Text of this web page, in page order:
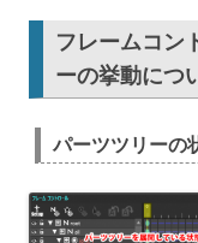
フレームコン
ーの挙動につ
パーツツリーの